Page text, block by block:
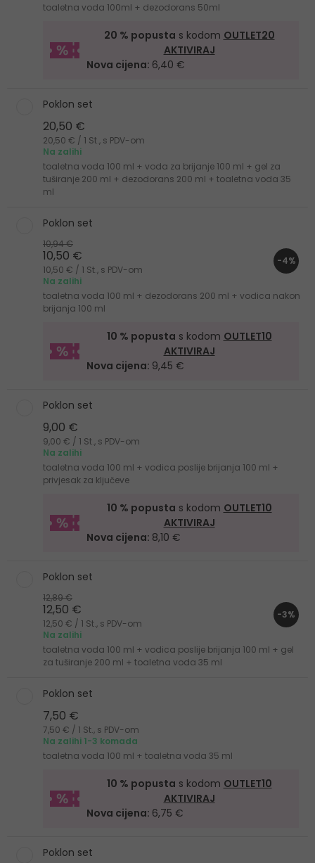
toaletna voda 100ml + dezodorans 50ml
20 % popusta s kodom OUTLET20
AKTIVIRAJ
Nova cijena: 6,40 €
Poklon set
toaletna voda 100 ml + voda za brijanje 100 ml + gel za
tuširanje 200 ml + dezodorans 200 ml + toaletna voda 35
ml
20,50 €
20,50 € / 1 St., s PDV-om
Na zalihi
Poklon set
toaletna voda 100 ml + dezodorans 200 ml + vodica nakon
brijanja 100 ml
10,94 €
10,50 €
10,50 € / 1 St., s PDV-om
Na zalihi
-4%
10 % popusta s kodom OUTLET10
AKTIVIRAJ
Nova cijena: 9,45 €
Poklon set
toaletna voda 100 ml + vodica poslije brijanja 100 ml +
privjesak za ključeve
9,00 €
9,00 € / 1 St., s PDV-om
Na zalihi
10 % popusta s kodom OUTLET10
AKTIVIRAJ
Nova cijena: 8,10 €
Poklon set
toaletna voda 100 ml + vodica poslije brijanja 100 ml + gel
za tuširanje 200 ml + toaletna voda 35 ml
12,89 €
12,50 €
12,50 € / 1 St., s PDV-om
Na zalihi
-3%
Poklon set
toaletna voda 100 ml + toaletna voda 35 ml
7,50 €
7,50 € / 1 St., s PDV-om
Na zalihi 1-3 komada
10 % popusta s kodom OUTLET10
AKTIVIRAJ
Nova cijena: 6,75 €
Poklon set